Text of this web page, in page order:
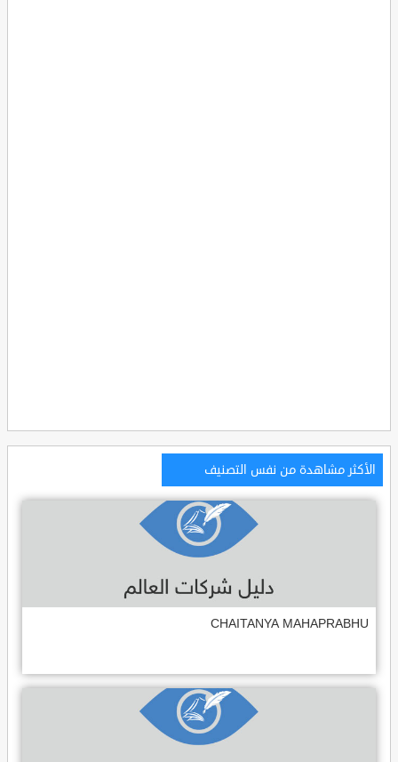
الأكثر مشاهدة من نفس التصنيف
CHAITANYA MAHAPRABHU